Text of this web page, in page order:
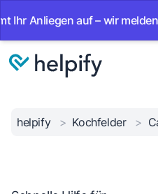
auf – wir melden uns
helpify > Kochfelder >